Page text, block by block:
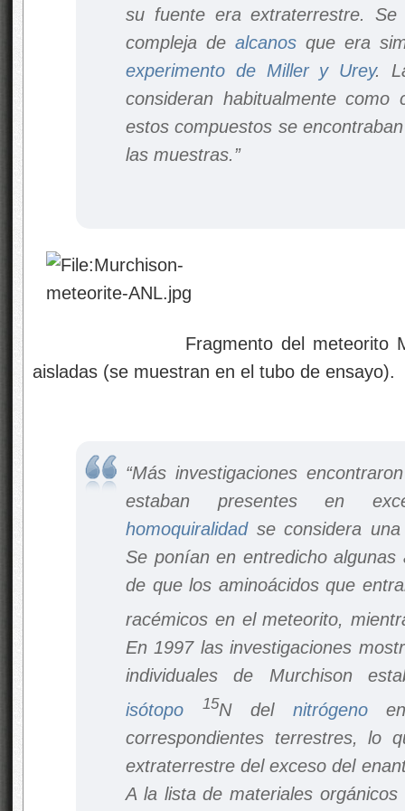
su fuente era extraterrestre.
compleja de alcanosque era
experimento de Miller y Urey.
consideran habitualmente como
estos compuestos se
las muestras.”
Fragmento del meteorito
aisladas (se muestran en el tubo de ensayo).
“Más investigaciones
estaban presentes en
homoquiralidadse considera una
Se ponían en entredicho
de que los aminoácidos que
racémicos en el meteorito,
En 1997 las investigaciones
individuales de Murchison
isótopo
15N del nitrógenoen
correspondientes terrestres, lo
extraterrestre del exceso del
A la lista de materiales